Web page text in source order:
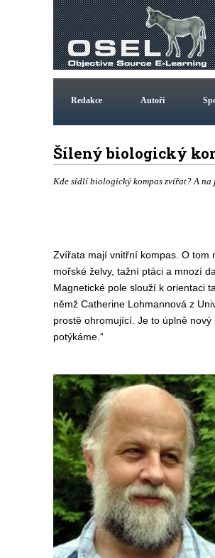
Redakce Autoři
Šílený biologický
Kde sídlí biologický kompas zvířat? A
Zvířata mají vnitřní kompas. O tom
mořské želvy, tažní ptáci a mnozí
Magnetické pole slouží k orientaci
němž Catherine Lohmannová z
prostě ohromující. Je to úplně
potýkáme.“